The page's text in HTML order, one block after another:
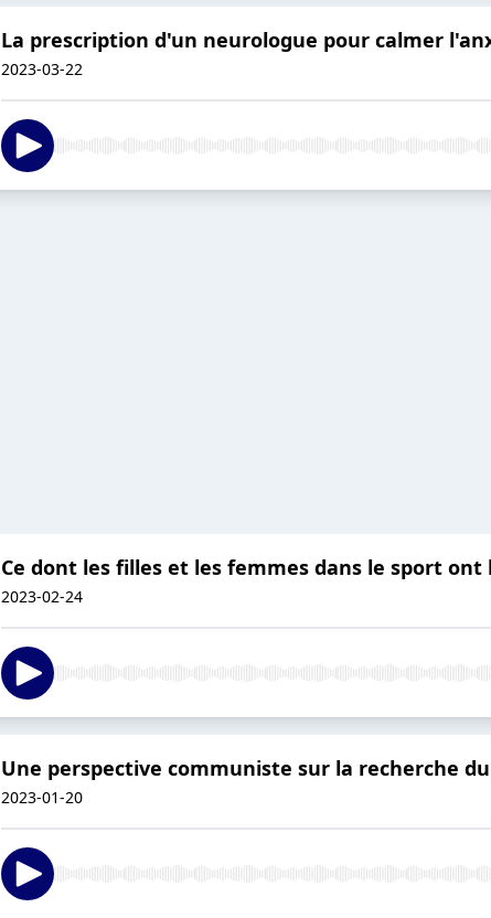
La prescription d'un neurologue pour calmer
2023-03-22
Ce dont les filles et les femmes dans le sport
2023-02-24
Une perspective communiste sur la recherche
2023-01-20